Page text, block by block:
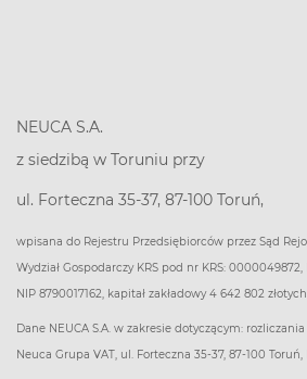
NEUCA S.A.
z siedzibą w Toruniu przy
ul. Forteczna 35-37, 87-100 Toruń,
wpisana do Rejestru Przedsiębiorców przez Sąd
Wydział Gospodarczy KRS pod nr KRS: 0000049872,
NIP 8790017162, kapitał zakładowy 4 642 802
Dane NEUCA S.A. w zakresie dotyczącym:
Neuca Grupa VAT, ul. Forteczna 35-37, 87-100 Toruń,